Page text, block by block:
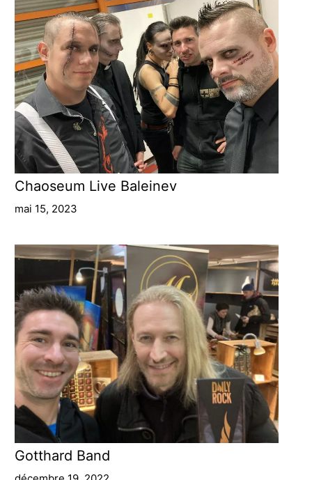
Chaoseum Live Baleinev
mai 15, 2023
Gotthard Band